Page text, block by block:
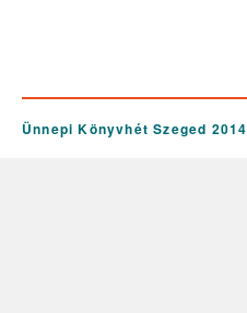
Ünnepi Könyvhét Szeged 2014